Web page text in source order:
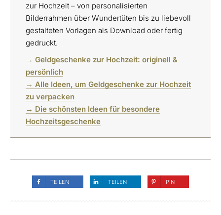
zur Hochzeit – von personalisierten
Bilderrahmen über Wundertüten bis zu liebevoll
gestalteten Vorlagen als Download oder fertig
gedruckt.
→ Geldgeschenke zur Hochzeit: originell &
persönlich
→ Alle Ideen, um Geldgeschenke zur Hochzeit
zu verpacken
→ Die schönsten Ideen für besondere
Hochzeitsgeschenke
TEILEN TEILEN PIN